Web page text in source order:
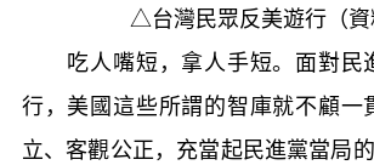
△台灣民眾反美遊行（資
吃人嘴短，拿人手短。面對民
行，美國這些所謂的智庫就不顧一
立、客觀公正，充當起民進黨當局